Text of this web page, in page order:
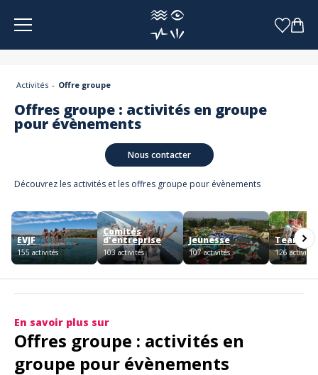
Panneau de gestion des cookies
Activités Offre groupe
Offres groupe : activités en groupe
pour évènements
Nous contacter
Découvrez les activités et les offres groupe pour évènements
EVJF
155 activités
Comités
d'entreprise
103 activités
Jeunesse
107 activités
Team
126 activités
En savoir plus sur
Offres groupe : activités en
groupe pour évènements